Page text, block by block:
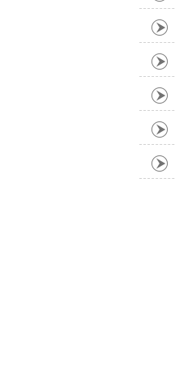
机厂家
装机
装机
装机